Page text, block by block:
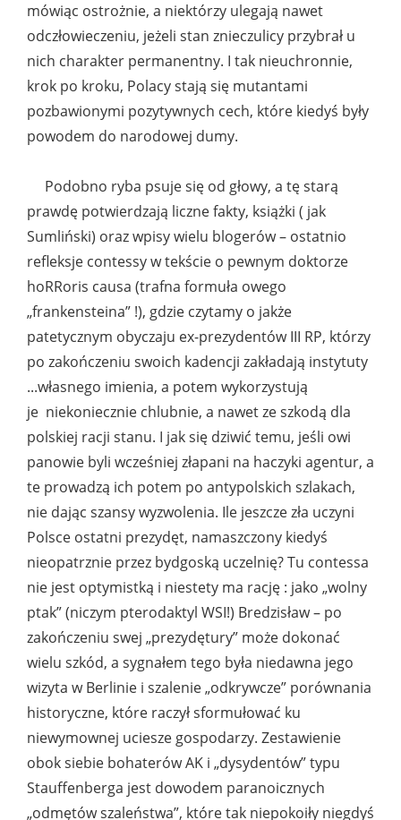
mówiąc ostrożnie, a niektórzy ulegają nawet
odczłowieczeniu, jeżeli stan znieczulicy przybrał u
nich charakter permanentny. I tak nieuchronnie,
krok po kroku, Polacy stają się mutantami
pozbawionymi pozytywnych cech, które kiedyś były
powodem do narodowej dumy.
Podobno ryba psuje się od głowy, a tę starą
prawdę potwierdzają liczne fakty, książki ( jak
Sumliński) oraz wpisy wielu blogerów – ostatnio
refleksje contessy w tekście o pewnym doktorze
hoRRoris causa (trafna formuła owego
„frankensteina” !), gdzie czytamy o jakże
patetycznym obyczaju ex-prezydentów III RP, którzy
po zakończeniu swoich kadencji zakładają instytuty
...własnego imienia, a potem wykorzystują
je niekoniecznie chlubnie, a nawet ze szkodą dla
polskiej racji stanu. I jak się dziwić temu, jeśli owi
panowie byli wcześniej złapani na haczyki agentur, a
te prowadzą ich potem po antypolskich szlakach,
nie dając szansy wyzwolenia. Ile jeszcze zła uczyni
Polsce ostatni prezydęt, namaszczony kiedyś
nieopatrznie przez bydgoską uczelnię? Tu contessa
nie jest optymistką i niestety ma rację : jako „wolny
ptak” (niczym pterodaktyl WSI!) Bredzisław – po
zakończeniu swej „prezydętury” może dokonać
wielu szkód, a sygnałem tego była niedawna jego
wizyta w Berlinie i szalenie „odkrywcze” porównania
historyczne, które raczył sformułować ku
niewymownej uciesze gospodarzy. Zestawienie
obok siebie bohaterów AK i „dysydentów” typu
Stauffenberga jest dowodem paranoicznych
„odmętów szaleństwa”, które tak niepokoiły niegdyś